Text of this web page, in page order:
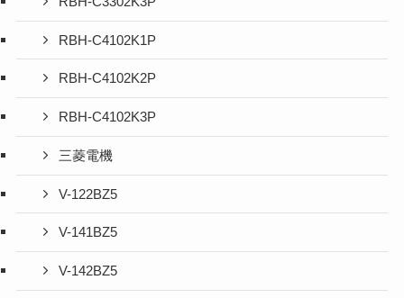
RBH-C4102K1P
RBH-C4102K2P
RBH-C4102K3P
三菱電機
V-122BZ5
V-141BZ5
V-142BZ5